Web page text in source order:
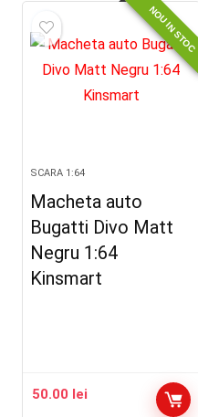
NOU IN STOC
SCARA 1:64
Macheta auto
Bugatti Divo Matt
Negru 1:64
Kinsmart
50.00 lei